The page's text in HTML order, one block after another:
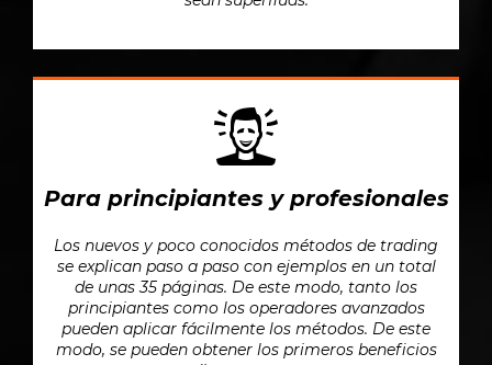
Para principiantes y profesionales
Los nuevos y poco conocidos métodos de trading
se explican paso a paso con ejemplos en un total
de unas 35 páginas. De este modo, tanto los
principiantes como los operadores avanzados
pueden aplicar fácilmente los métodos. De este
modo, se pueden obtener los primeros beneficios